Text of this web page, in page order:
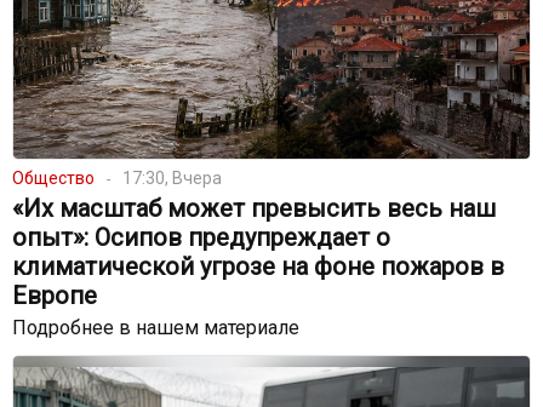
Общество 17:30, Вчера
«Их масштаб может превысить весь наш
опыт»: Осипов предупреждает о
климатической угрозе на фоне пожаров в
Европе
Подробнее в нашем материале